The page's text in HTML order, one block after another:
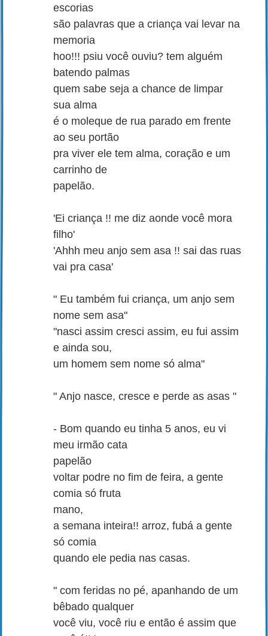
escorias
são palavras que a criança vai levar na
memoria
hoo!!! psiu você ouviu? tem alguém
batendo palmas
quem sabe seja a chance de limpar
sua alma
é o moleque de rua parado em frente
ao seu portão
pra viver ele tem alma, coração e um
carrinho de
papelão.
'Ei criança !! me diz aonde você mora
filho'
'Ahhh meu anjo sem asa !! sai das ruas
vai pra casa'
" Eu também fui criança, um anjo sem
nome sem asa"
"nasci assim cresci assim, eu fui assim
e ainda sou,
um homem sem nome só alma"
" Anjo nasce, cresce e perde as asas "
- Bom quando eu tinha 5 anos, eu vi
meu irmão cata
papelão
voltar podre no fim de feira, a gente
comia só fruta
mano,
a semana inteira!! arroz, fubá a gente
só comia
quando ele pedia nas casas.
" com feridas no pé, apanhando de um
bêbado qualquer
você viu, você riu e então é assim que